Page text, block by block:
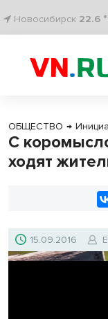
Новосибирск 22.6
ОБЩЕСТВО →
С
ходят
15.09.2016